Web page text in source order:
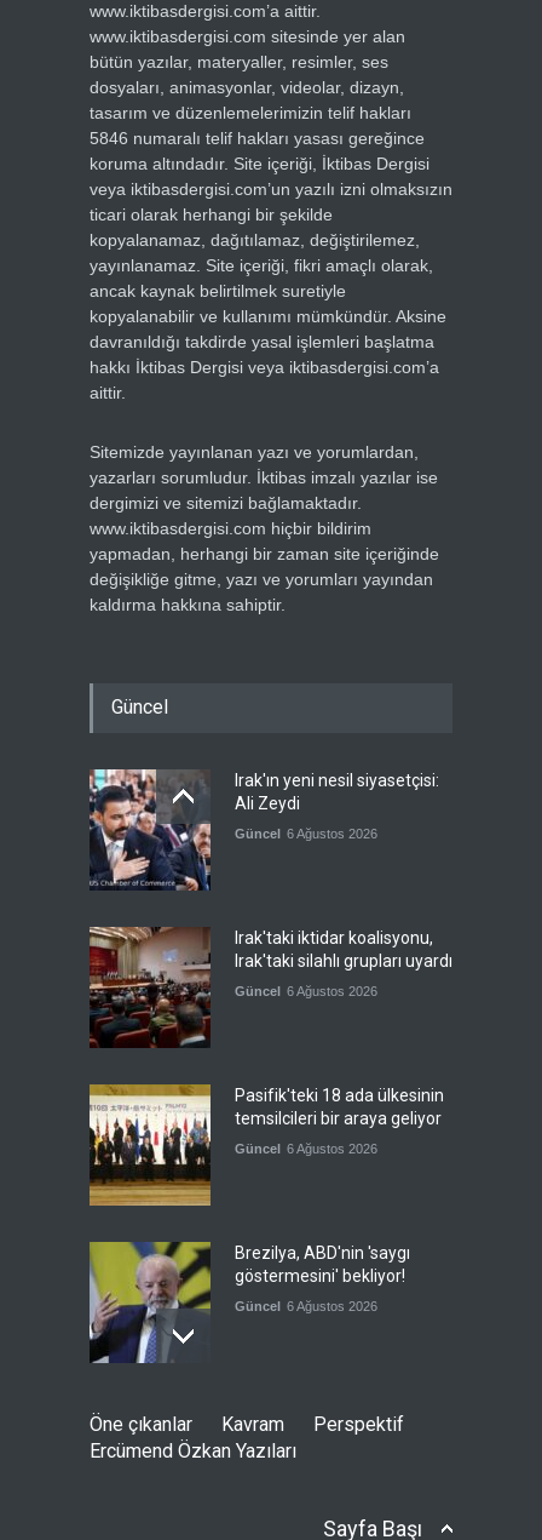
www.iktibasdergisi.com’a aittir.
www.iktibasdergisi.com sitesinde yer alan
bütün yazılar, materyaller, resimler, ses
dosyaları, animasyonlar, videolar, dizayn,
tasarım ve düzenlemelerimizin telif hakları
5846 numaralı telif hakları yasası gereğince
koruma altındadır. Site içeriği, İktibas Dergisi
veya iktibasdergisi.com’un yazılı izni olmaksızın
ticari olarak herhangi bir şekilde
kopyalanamaz, dağıtılamaz, değiştirilemez,
yayınlanamaz. Site içeriği, fikri amaçlı olarak,
ancak kaynak belirtilmek suretiyle
kopyalanabilir ve kullanımı mümkündür. Aksine
davranıldığı takdirde yasal işlemleri başlatma
hakkı İktibas Dergisi veya iktibasdergisi.com’a
aittir.
Sitemizde yayınlanan yazı ve yorumlardan,
yazarları sorumludur. İktibas imzalı yazılar ise
dergimizi ve sitemizi bağlamaktadır.
www.iktibasdergisi.com hiçbir bildirim
yapmadan, herhangi bir zaman site içeriğinde
değişikliğe gitme, yazı ve yorumları yayından
kaldırma hakkına sahiptir.
Güncel
Irak'ın yeni nesil siyasetçisi:
Ali Zeydi
Güncel 6 Ağustos 2026
Irak'taki iktidar koalisyonu,
Irak'taki silahlı grupları uyardı
Güncel 6 Ağustos 2026
Pasifik'teki 18 ada ülkesinin
temsilcileri bir araya geliyor
Güncel 6 Ağustos 2026
Brezilya, ABD'nin 'saygı
göstermesini' bekliyor!
Güncel 6 Ağustos 2026
Japonya, nükleer silah
karşıtlığını teyid etmedi
Öne çıkanlar Kavram
Perspektif
Ercümend Özkan Yazıları
Sayfa Başı